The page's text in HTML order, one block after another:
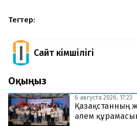
Тегтер:
Сайт Әкімшілігі
Оқыңыз
6 августа 2026, 17:23
Қазақстанның
әлем